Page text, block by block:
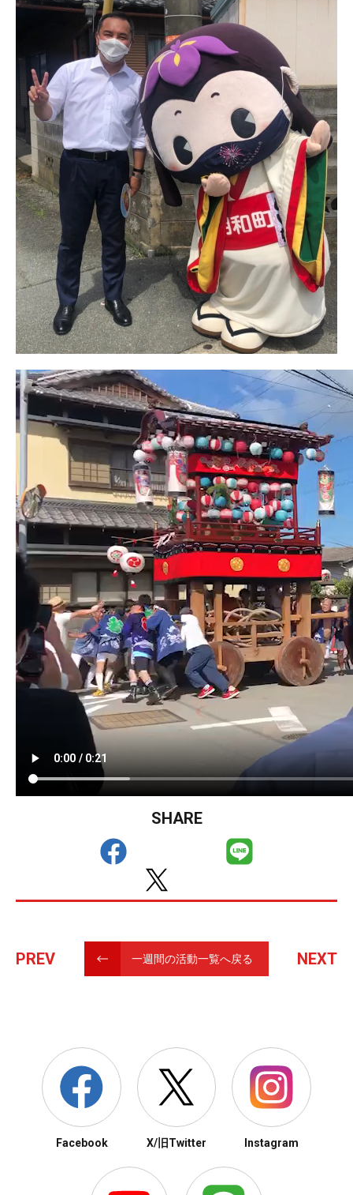
SHARE
PREV 一週間の活動一覧へ戻る NEXT
Facebook X/旧Twitter Instagram